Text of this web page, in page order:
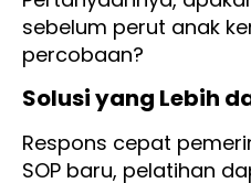
sebelum perut anak
percobaan?
Solusi yang Lebih
Respons cepat
SOP baru, pelatihan